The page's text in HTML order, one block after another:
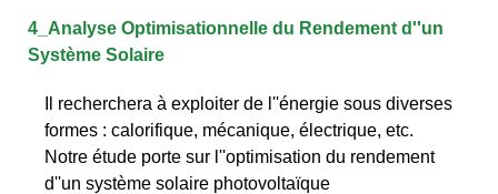
4_Analyse Optimisationnelle du Rendement d''un
Système Solaire
Il recherchera à exploiter de l''énergie sous diverses
formes : calorifique, mécanique, électrique, etc.
Notre étude porte sur l''optimisation du rendement
d''un système solaire photovoltaïque